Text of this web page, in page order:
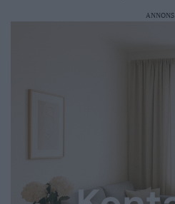
ANNONS